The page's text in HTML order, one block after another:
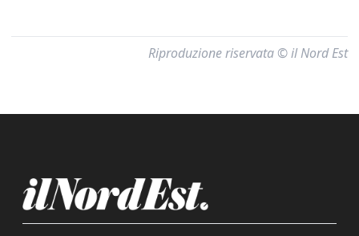
Riproduzione riservata © il Nord Est